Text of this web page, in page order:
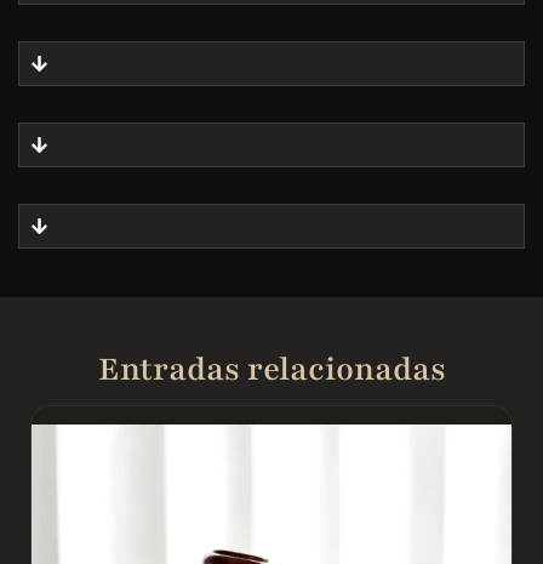
Entradas relacionadas